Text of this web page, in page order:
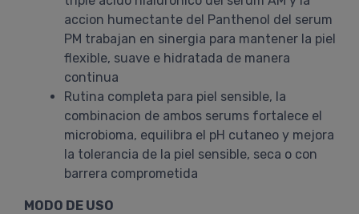
accion humectante del Panthenol del serum
PM trabajan en sinergia para mantener la piel
flexible, suave e hidratada de manera
continua
Rutina completa para piel sensible, la
combinacion de ambos serums fortalece el
microbioma, equilibra el pH cutaneo y mejora
la tolerancia de la piel sensible, seca o con
barrera comprometida
MODO DE USO